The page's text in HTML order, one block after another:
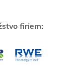
firiem: